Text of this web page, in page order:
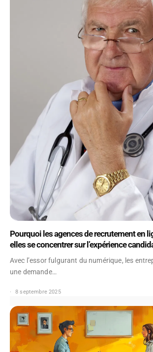
Pourquoi les agences de recrutement en
elles se concentrer sur l’expérience
Avec l’essor fulgurant du numérique, les
une demande…
8 septembre 2025